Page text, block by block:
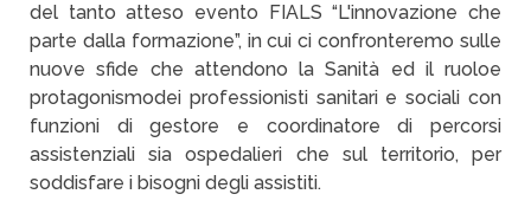
del tanto atteso evento FIALS “L'innovazione che
parte dalla formazione”, in cui ci confronteremo sulle
nuove sfide che attendono la Sanità ed il ruoloe
protagonismodei professionisti sanitari e sociali con
funzioni di gestore e coordinatore di percorsi
assistenziali sia ospedalieri che sul territorio, per
soddisfare i bisogni degli assistiti.